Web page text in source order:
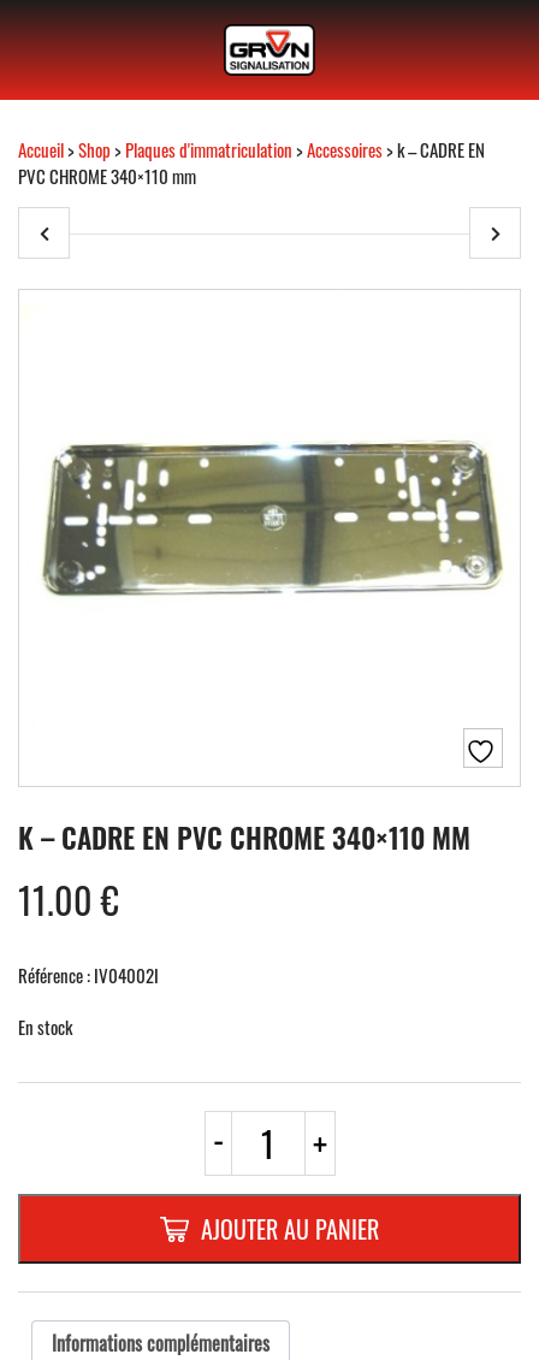
Accueil>Shop>Plaques d'immatriculation>Accessoires> k – CADRE EN
PVC CHROME 340×110 mm
K – CADRE EN PVC CHROME 340×110 MM
11.00€
Référence : IV04002I
En stock
- quantité
k
-
CADRE
EN
PVC
CHROME
340x110
mm
+
AJOUTER AU PANIER
Informations complémentaires